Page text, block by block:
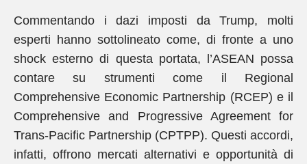
Commentando i dazi imposti da Trump, molti
esperti hanno sottolineato come, di fronte a uno
shock esterno di questa portata, l’ASEAN possa
contare su strumenti come il Regional
Comprehensive Economic Partnership (RCEP) e il
Comprehensive and Progressive Agreement for
Trans-Pacific Partnership (CPTPP). Questi accordi,
infatti, offrono mercati alternativi e opportunità di